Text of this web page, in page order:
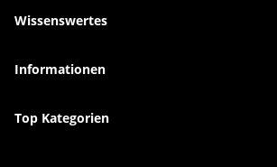
Wissenswertes
Informationen
Top Kategorien